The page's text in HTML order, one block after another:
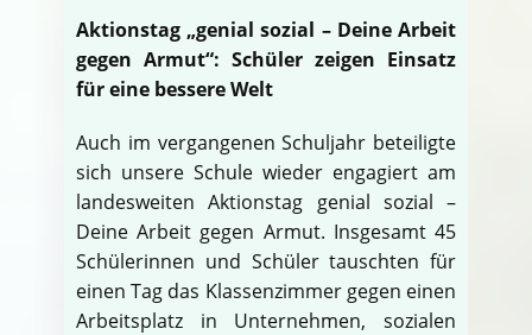
Aktionstag „genial sozial – Deine Arbeit
gegen Armut“: Schüler zeigen Einsatz
für eine bessere Welt
Auch im vergangenen Schuljahr beteiligte
sich unsere Schule wieder engagiert am
landesweiten Aktionstag genial sozial –
Deine Arbeit gegen Armut. Insgesamt 45
Schülerinnen und Schüler tauschten für
einen Tag das Klassenzimmer gegen einen
Arbeitsplatz in Unternehmen, sozialen